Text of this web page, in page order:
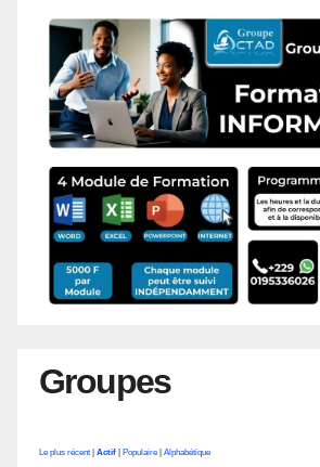
Groupes
Le plus récent Actif Populaire Alphabétique